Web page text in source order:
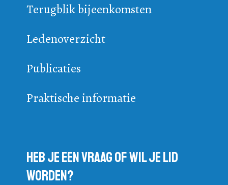
Terugblik bijeenkomsten
Ledenoverzicht
Publicaties
Praktische informatie
Heb je een vraag of wil je lid
worden?